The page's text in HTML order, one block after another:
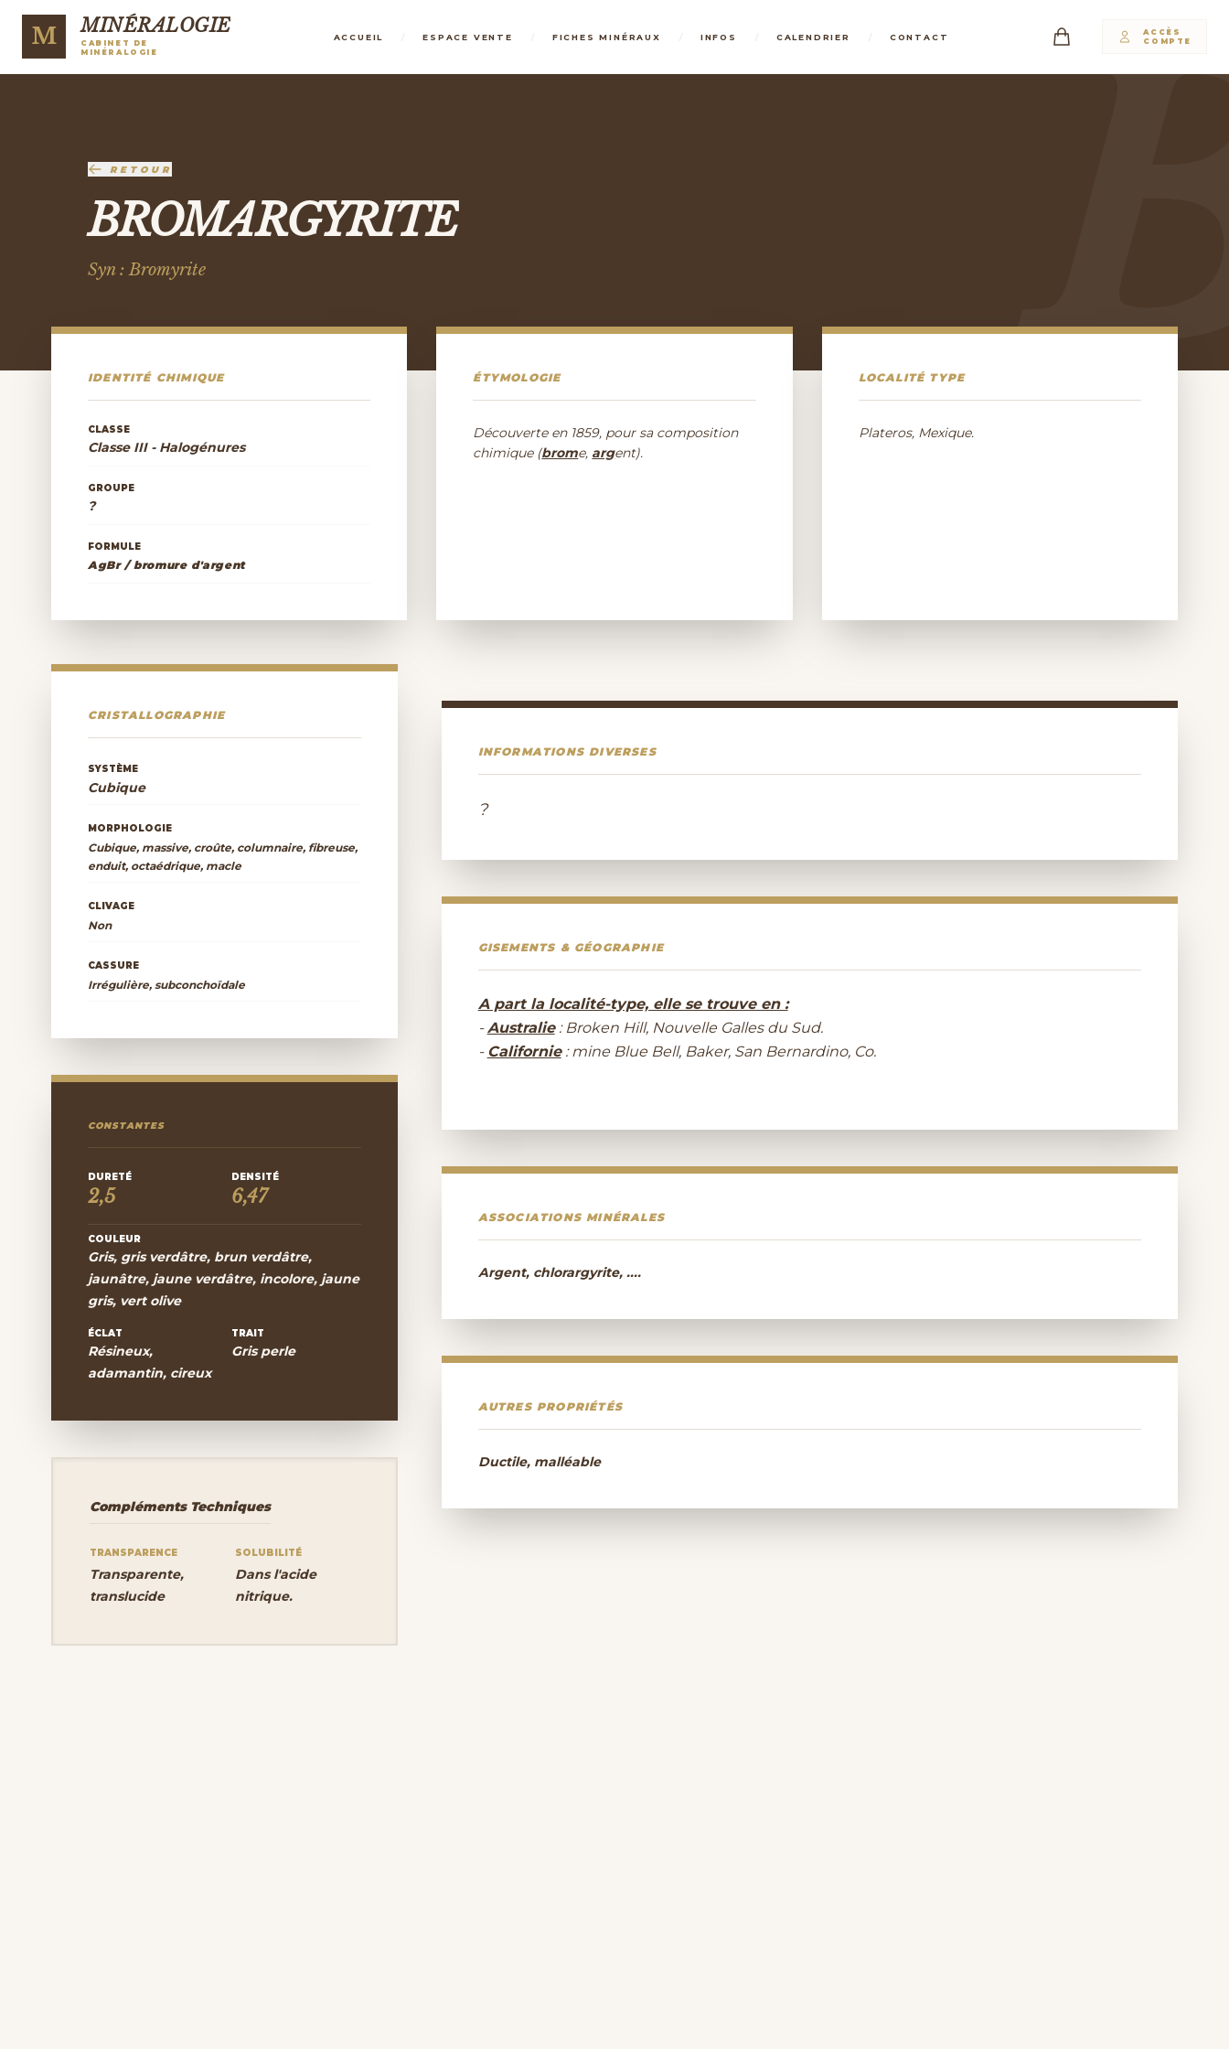
M MINÉRALOGIE
CABINET DE
MINÉRALOGIE
ACCUEIL / ESPACE VENTE / FICHES MINÉRAUX / INFOS / CALENDRIER / CONTACT
ACCÈS
COMPTE
RETOUR
BROMARGYRITE
Syn : Bromyrite
IDENTITÉ CHIMIQUE
CLASSE
Classe III - Halogénures
GROUPE
?
FORMULE
AgBr / bromure d'argent
ÉTYMOLOGIE
Découverte en 1859, pour sa composition
chimique (brome, argent).
LOCALITÉ TYPE
Plateros, Mexique.
CRISTALLOGRAPHIE
SYSTÈME
Cubique
MORPHOLOGIE
Cubique, massive, croûte, columnaire, fibreuse,
enduit, octaédrique, macle
CLIVAGE
Non
CASSURE
Irrégulière, subconchoïdale
CONSTANTES
DURETÉ
2,5
DENSITÉ
6,47
COULEUR
Gris, gris verdâtre, brun verdâtre,
jaunâtre, jaune verdâtre, incolore, jaune
gris, vert olive
ÉCLAT
Résineux,
adamantin, cireux
TRAIT
Gris perle
Compléments Techniques
TRANSPARENCE
Transparente,
translucide
SOLUBILITÉ
Dans l'acide
nitrique.
INFORMATIONS DIVERSES
?
GISEMENTS & GÉOGRAPHIE
A part la localité-type, elle se trouve en :
-Australie: Broken Hill, Nouvelle Galles du Sud.
- Californie: mine Blue Bell, Baker, San Bernardino, Co.
ASSOCIATIONS MINÉRALES
Argent, chlorargyrite, ....
AUTRES PROPRIÉTÉS
Ductile, malléable